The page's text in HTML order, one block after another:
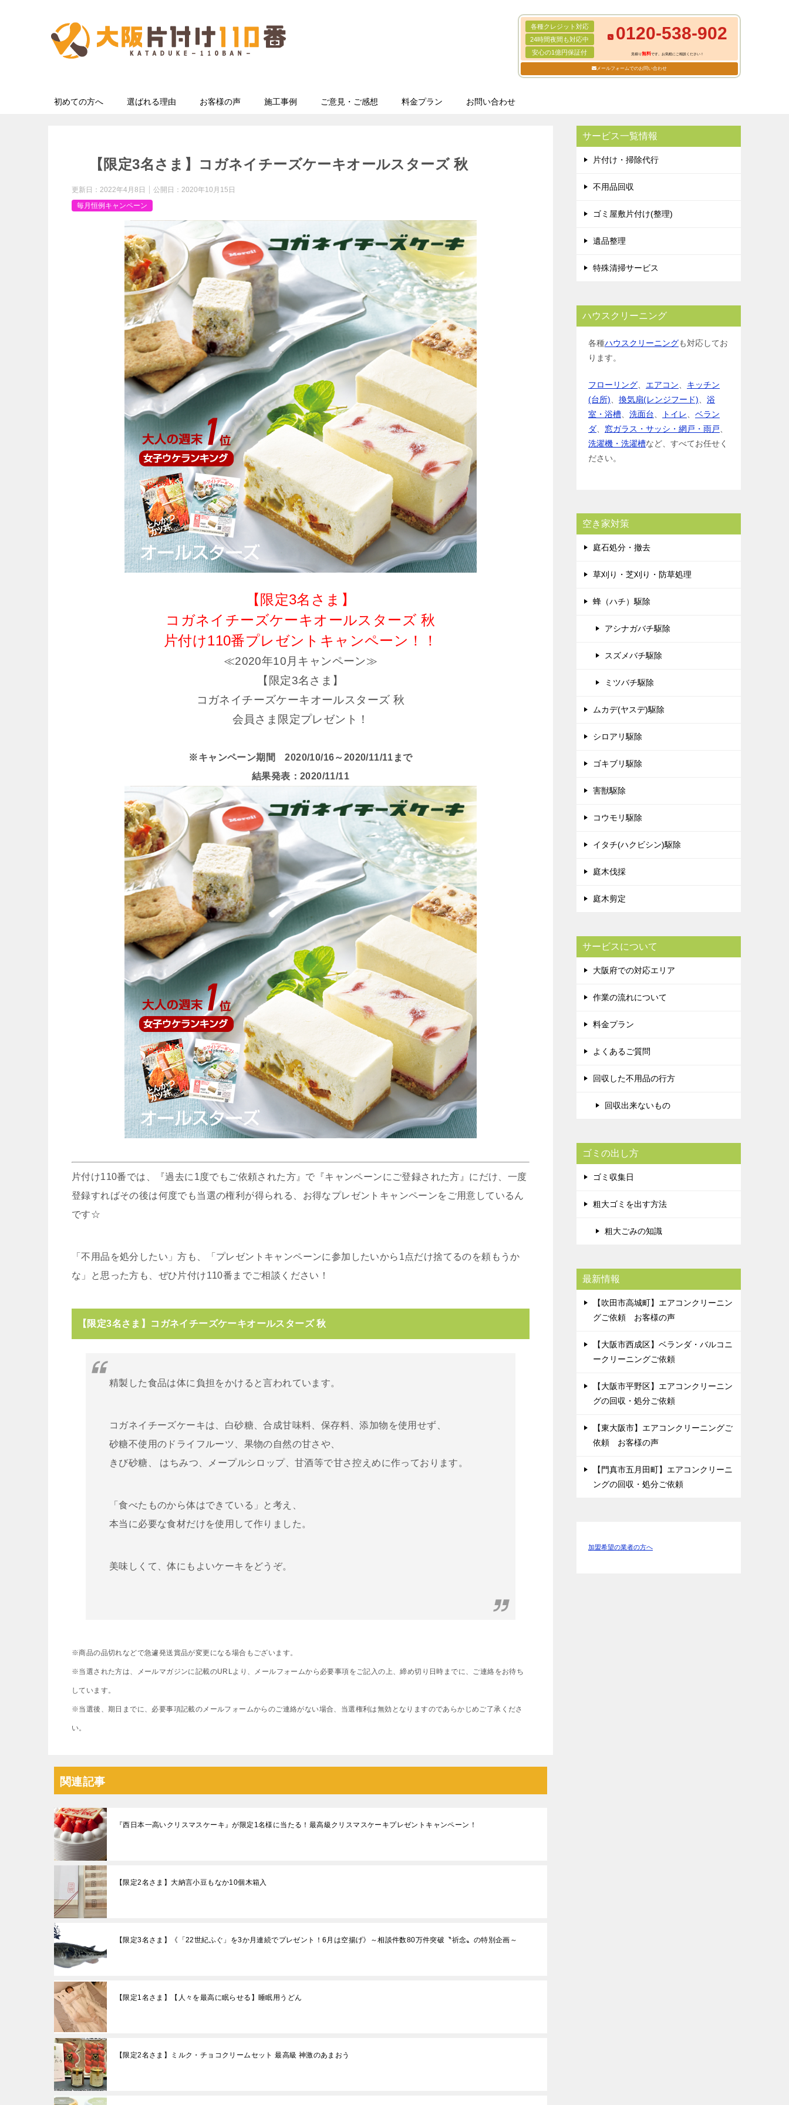
各種クレジット対応
24時間夜間も対応中
安心の1億円保証付
0120-538-902
見積り無料です。お気軽にご相談ください！
メールフォームでのお問い合わせ
初めての方へ 選ばれる理由 お客様の声 施工事例 ご意見・ご感想 料金プラン お問い合わせ
【限定3名さま】コガネイチーズケーキオールスターズ 秋
更新日： 2022年4月8日 公開日： 2020年10月15日
毎月恒例キャンペーン
【限定3名さま】
コガネイチーズケーキオールスターズ 秋
片付け110番プレゼントキャンペーン！！
≪2020年10月キャンペーン≫
【限定3名さま】
コガネイチーズケーキオールスターズ 秋
会員さま限定プレゼント！
※キャンペーン期間 2020/10/16～2020/11/11まで
結果発表：2020/11/11
片付け110番では、『過去に1度でもご依頼された方』で『キャンペーンにご登録された方』にだけ、一度
登録すればその後は何度でも当選の権利が得られる、お得なプレゼントキャンペーンをご用意しているん
です☆
「不用品を処分したい」方も、「プレゼントキャンペーンに参加したいから1点だけ捨てるのを頼もうか
な」と思った方も、ぜひ片付け110番までご相談ください！
【限定3名さま】コガネイチーズケーキオールスターズ 秋
精製した食品は体に負担をかけると言われています。
コガネイチーズケーキは、白砂糖、合成甘味料、保存料、添加物を使用せず、
砂糖不使用のドライフルーツ、果物の自然の甘さや、
きび砂糖、 はちみつ、メープルシロップ、甘酒等で甘さ控えめに作っております。
「食べたものから体はできている」と考え、
本当に必要な食材だけを使用して作りました。
美味しくて、体にもよいケーキをどうぞ。
※商品の品切れなどで急遽発送賞品が変更になる場合もございます。
※当選された方は、メールマガジンに記載のURLより、メールフォームから必要事項をご記入の上、締め切り日時までに、ご連絡をお待ち
しています。
※当選後、期日までに、必要事項記載のメールフォームからのご連絡がない場合、当選権利は無効となりますのであらかじめご了承くださ
い。
関連記事
『西日本一高いクリスマスケーキ』が限定1名様に当たる！最高級クリスマスケーキプレゼントキャンペーン！
【限定2名さま】大納言小豆もなか10個木箱入
【限定3名さま】《「22世紀ふぐ」を3か月連続でプレゼント！6月は空揚げ》～相談件数80万件突破〝祈念〟の特別企画～
【限定1名さま】【人々を最高に眠らせる】睡眠用うどん
【限定2名さま】ミルク・チョコクリームセット 最高級 神激のあまおう
サービス一覧情報
片付け・掃除代行
不用品回収
ゴミ屋敷片付け(整理)
遺品整理
特殊清掃サービス
ハウスクリーニング
各種ハウスクリーニングも対応してお
ります。
フローリング エアコン
キッチン
(台所)
換気扇(レンジフード)
浴
室・浴槽
洗面台 トイレ
ベラン
ダ
窓ガラス・サッシ・網戸・雨戸
洗濯機・洗濯槽など、すべてお任せく
ださい。
空き家対策
庭石処分・撤去
草刈り・芝刈り・防草処理
蜂（ハチ）駆除
アシナガバチ駆除
スズメバチ駆除
ミツバチ駆除
ムカデ(ヤスデ)駆除
シロアリ駆除
ゴキブリ駆除
害獣駆除
コウモリ駆除
イタチ(ハクビシン)駆除
庭木伐採
庭木剪定
サービスについて
大阪府での対応エリア
作業の流れについて
料金プラン
よくあるご質問
回収した不用品の行方
回収出来ないもの
ゴミの出し方
ゴミ収集日
粗大ゴミを出す方法
粗大ごみの知識
最新情報
【吹田市高城町】エアコンクリーニン
グご依頼 お客様の声
【大阪市西成区】ベランダ・バルコニ
ークリーニングご依頼
【大阪市平野区】エアコンクリーニン
グの回収・処分ご依頼
【東大阪市】エアコンクリーニングご
依頼 お客様の声
【門真市五月田町】エアコンクリーニ
ングの回収・処分ご依頼
加盟希望の業者の方へ